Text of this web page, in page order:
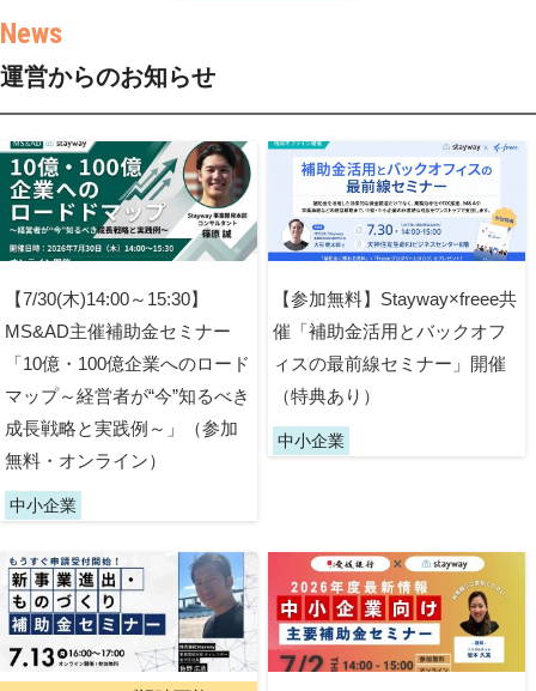
運営からのお知らせ
【7/30(木)14:00～15:30】
MS&AD主催補助金セミナー
「10億・100億企業へのロード
マップ～経営者が“今”知るべき
成長戦略と実践例～」（参加
無料・オンライン）
中小企業
【参加無料】Stayway×freee共
催「補助金活用とバックオフ
ィスの最前線セミナー」開催
（特典あり）
中小企業